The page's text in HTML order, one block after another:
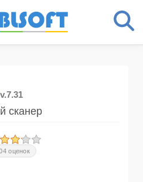
v.7.31
сканер
оценок